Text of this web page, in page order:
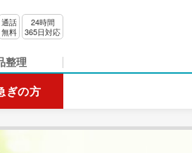
通話
無料
24時間
365日対応
整理
ぎの方